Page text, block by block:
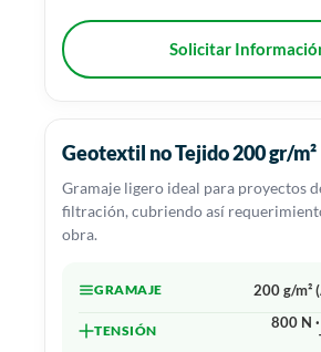
Solicitar
Geotextil no Tejido 200 gr/m²
Gramaje ligero ideal para proyectos
filtración, cubriendo así
obra.
GRAMAJE 200 g/m²
TENSIÓN
800 N